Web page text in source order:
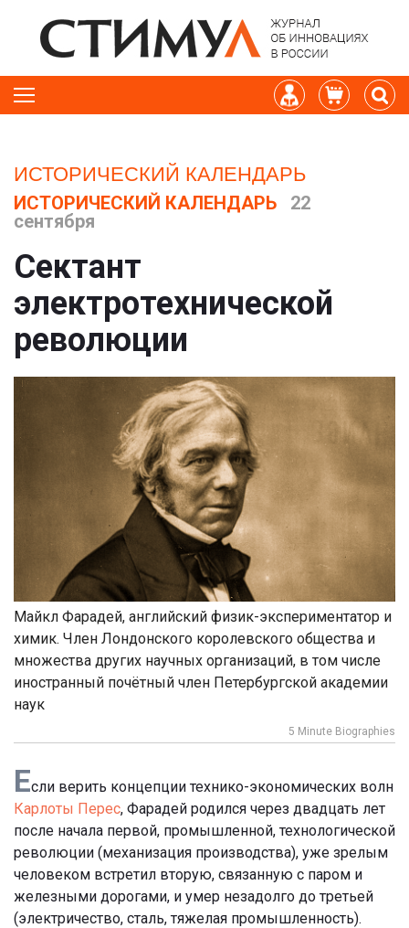
ИСТОРИЧЕСКИЙ КАЛЕНДАРЬ
ИСТОРИЧЕСКИЙ КАЛЕНДАРЬ
22
сентября
Сектант
электротехнической
революции
Майкл Фарадей, английский физик-экспериментатор и
химик. Член Лондонского королевского общества и
множества других научных организаций, в том числе
иностранный почётный член Петербургской академии
наук
5 Minute Biographies
Если верить концепции технико-экономических волн
Карлоты Перес, Фарадей родился через двадцать лет
после начала первой, промышленной, технологической
революции (механизация производства), уже зрелым
человеком встретил вторую, связанную с паром и
железными дорогами, и умер незадолго до третьей
(электричество, сталь, тяжелая промышленность).